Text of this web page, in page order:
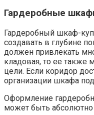
Гардеробные
Гардеробный шкаф-
создавать в глубине
должен привлекать
кладовая, то ее также
цели. Если коридор
организации шкафа
Оформление
может быть